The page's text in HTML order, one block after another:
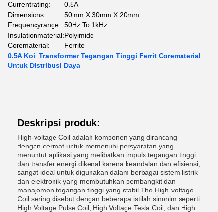
Currentrating:
0.5A
Dimensions:
50mm X 30mm X 20mm
Frequencyrange: 50Hz To 1kHz
Insulationmaterial:Polyimide
Corematerial:
Ferrite
0.5A Koil Transformer Tegangan Tinggi Ferrit Corematerial
Untuk Distribusi Daya
Deskripsi produk:
High-voltage Coil adalah komponen yang dirancang
dengan cermat untuk memenuhi persyaratan yang
menuntut aplikasi yang melibatkan impuls tegangan tinggi
dan transfer energi.dikenal karena keandalan dan efisiensi,
sangat ideal untuk digunakan dalam berbagai sistem listrik
dan elektronik yang membutuhkan pembangkit dan
manajemen tegangan tinggi yang stabil.The High-voltage
Coil sering disebut dengan beberapa istilah sinonim seperti
High Voltage Pulse Coil, High Voltage Tesla Coil, dan High